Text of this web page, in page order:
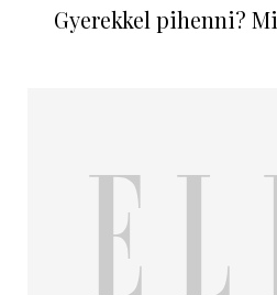
Gyerekkel pihenni?